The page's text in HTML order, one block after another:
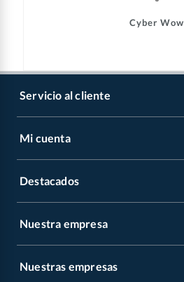
Cyber Wow
Servicio al cliente
Libro de reclamaciones
Tipos de entrega
Mi cuenta
Regístrate
Destacados
Recetas
Nuestra empresa
Nuestra empresa
Nuestras empresas